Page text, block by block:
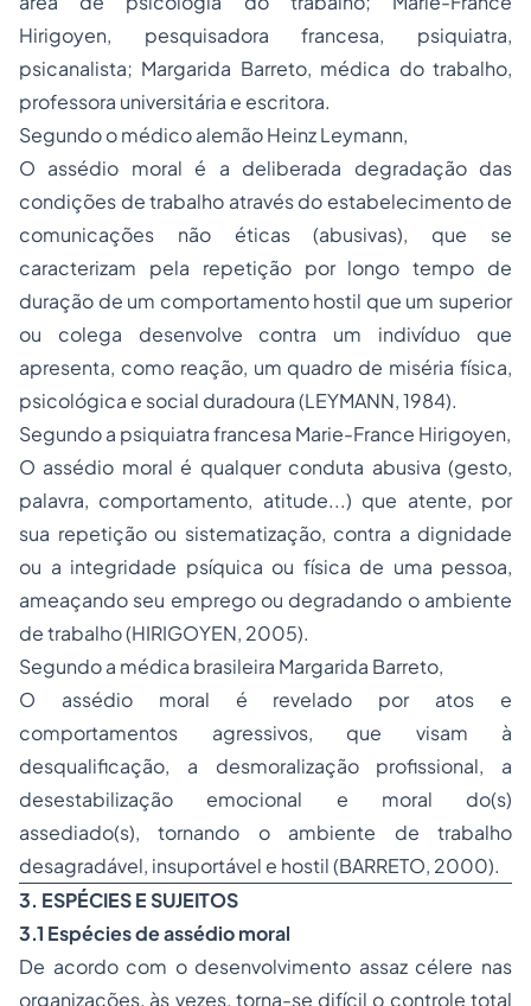
Hirigoyen, pesquisadora francesa, psiquiatra,
psicanalista; Margarida Barreto, médica do trabalho,
professora universitária e escritora.
Segundo o médico alemão Heinz Leymann,
O assédio moral é a deliberada degradação das
condições de trabalho através do estabelecimento de
comunicações não éticas (abusivas), que se
caracterizam pela repetição por longo tempo de
duração de um comportamento hostil que um superior
ou colega desenvolve contra um indivíduo que
apresenta, como reação, um quadro de miséria física,
psicológica e social duradoura (LEYMANN, 1984).
Segundo a psiquiatra francesa Marie-France Hirigoyen,
O assédio moral é qualquer conduta abusiva (gesto,
palavra, comportamento, atitude...) que atente, por
sua repetição ou sistematização, contra a dignidade
ou a integridade psíquica ou física de uma pessoa,
ameaçando seu emprego ou degradando o ambiente
de trabalho (HIRIGOYEN, 2005).
Segundo a médica brasileira Margarida Barreto,
O assédio moral é revelado por atos e
comportamentos agressivos, que visam à
desqualificação, a desmoralização profissional, a
desestabilização emocional e moral do(s)
assediado(s), tornando o ambiente de trabalho
desagradável, insuportável e hostil (BARRETO, 2000).
3. ESPÉCIES E SUJEITOS
3.1 Espécies de assédio moral
De acordo com o desenvolvimento assaz célere nas
organizações, às vezes, torna-se difícil o controle total